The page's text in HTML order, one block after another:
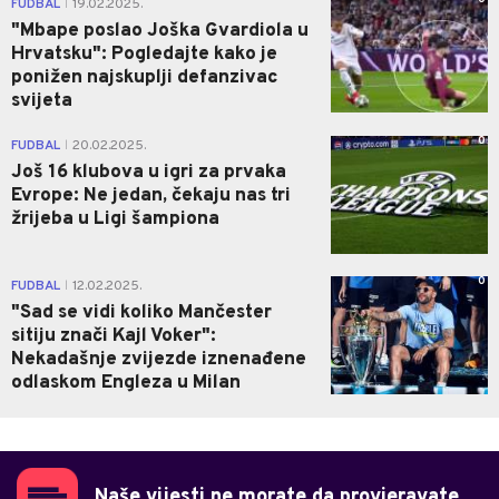
FUDBAL 19.02.2025.
"Mbape poslao Joška Gvardiola u
Hrvatsku": Pogledajte kako je
ponižen najskuplji defanzivac
svijeta
FUDBAL 20.02.2025.
Još 16 klubova u igri za prvaka
Evrope: Ne jedan, čekaju nas tri
žrijeba u Ligi šampiona
0
FUDBAL 12.02.2025.
"Sad se vidi koliko Mančester
sitiju znači Kajl Voker":
Nekadašnje zvijezde iznenađene
odlaskom Engleza u Milan
0